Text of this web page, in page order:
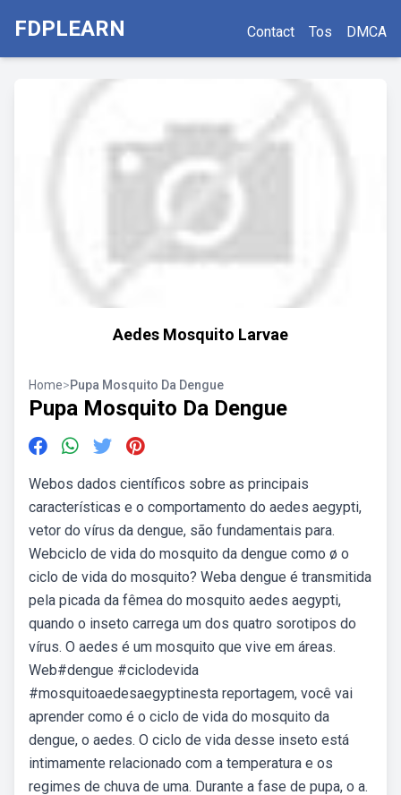
FDPLEARN Contact Tos DMCA
Aedes Mosquito Larvae
Home>Pupa Mosquito Da Dengue
Pupa Mosquito Da Dengue
Webos dados científicos sobre as principais
características e o comportamento do aedes aegypti,
vetor do vírus da dengue, são fundamentais para.
Webciclo de vida do mosquito da dengue como ø o
ciclo de vida do mosquito? Weba dengue é transmitida
pela picada da fêmea do mosquito aedes aegypti,
quando o inseto carrega um dos quatro sorotipos do
vírus. O aedes é um mosquito que vive em áreas.
Web#dengue #ciclodevida
#mosquitoaedesaegyptinesta reportagem, você vai
aprender como é o ciclo de vida do mosquito da
dengue, o aedes. O ciclo de vida desse inseto está
intimamente relacionado com a temperatura e os
regimes de chuva de uma. Durante a fase de pupa, o a.